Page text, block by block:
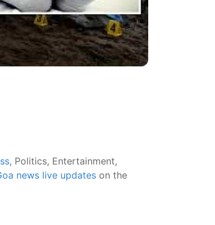
, Politics, Entertainment,
news live updates on the